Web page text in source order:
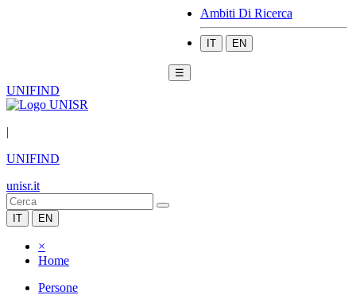
Ambiti Di Ricerca
IT EN
☰
UNIFIND
|
UNIFIND
unisr.it
IT EN
×
Home
Persone